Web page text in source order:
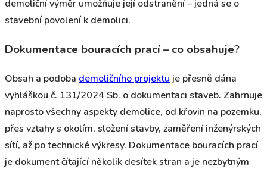
demoliční výměr umožňuje její odstranění – jedná se o
stavební povolení k demolici.
Dokumentace bouracích prací – co obsahuje?
Obsah a podoba demoličního projektu je přesně dána
vyhláškou č. 131/2024 Sb. o dokumentaci staveb. Zahrnuje
naprosto všechny aspekty demolice, od křovin na pozemku,
přes vztahy s okolím, složení stavby, zaměření inženýrských
sítí, až po technické výkresy. Dokumentace bouracích prací
je dokument čítající několik desítek stran a je nezbytným